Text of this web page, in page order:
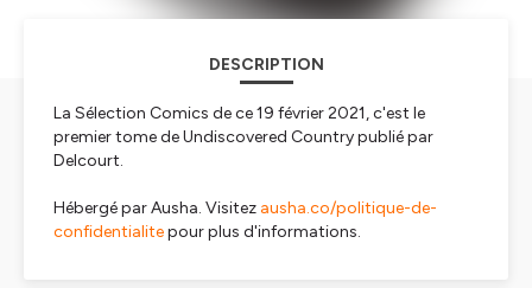
DESCRIPTION
La Sélection Comics de ce 19 février 2021, c'est le
premier tome de Undiscovered Country publié par
Delcourt.
Hébergé par Ausha. Visitez ausha.co/politique-de-
confidentialitepour plus d'informations.